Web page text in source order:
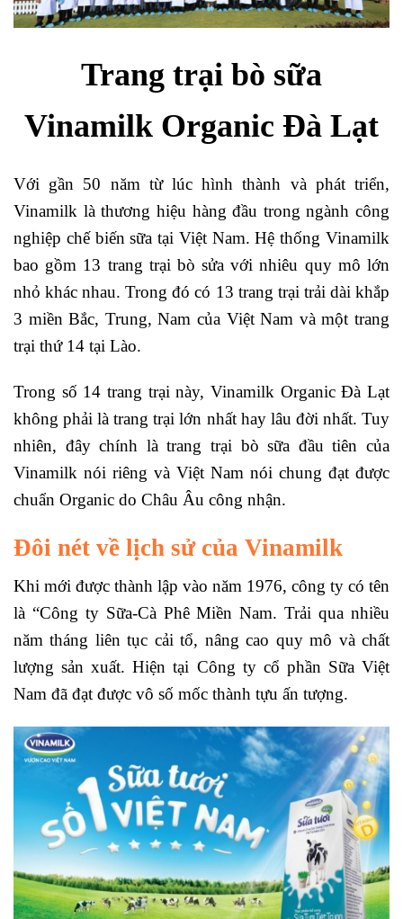
Trang trại bò sữa
Vinamilk Organic Đà Lạt
Với gần 50 năm từ lúc hình thành và phát triển,
Vinamilk là thương hiệu hàng đầu trong ngành công
nghiệp chế biến sữa tại Việt Nam. Hệ thống Vinamilk
bao gồm 13 trang trại bò sửa với nhiêu quy mô lớn
nhỏ khác nhau. Trong đó có 13 trang trại trải dài khắp
3 miền Bắc, Trung, Nam của Việt Nam và một trang
trại thứ 14 tại Lào.
Trong số 14 trang trại này, Vinamilk Organic Đà Lạt
không phải là trang trại lớn nhất hay lâu đời nhất. Tuy
nhiên, đây chính là trang trại bò sữa đầu tiên của
Vinamilk nói riêng và Việt Nam nói chung đạt được
chuẩn Organic do Châu Âu công nhận.
Đôi nét về lịch sử của Vinamilk
Khi mới được thành lập vào năm 1976, công ty có tên
là “Công ty Sữa-Cà Phê Miền Nam. Trải qua nhiều
năm tháng liên tục cải tổ, nâng cao quy mô và chất
lượng sản xuất. Hiện tại Công ty cổ phần Sữa Việt
Nam đã đạt được vô số mốc thành tựu ấn tượng.